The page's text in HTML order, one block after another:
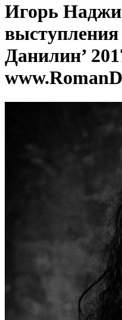
Игорь
Данилин’